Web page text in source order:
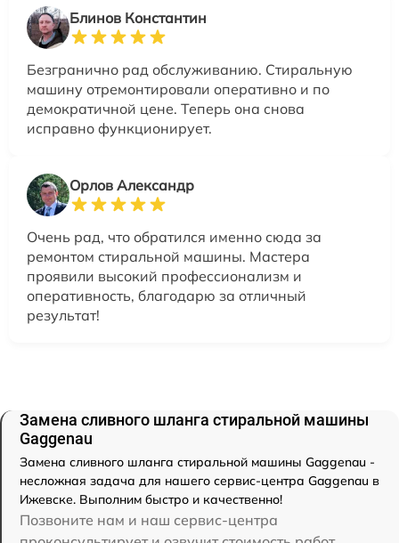
Блинов Константин
Безгранично рад обслуживанию. Стиральную
машину отремонтировали оперативно и по
демократичной цене. Теперь она снова
исправно функционирует.
Орлов Александр
Очень рад, что обратился именно сюда за
ремонтом стиральной машины. Мастера
проявили высокий профессионализм и
оперативность, благодарю за отличный
результат!
Замена сливного шланга стиральной машины
Gaggenau
Замена сливного шланга стиральной машины Gaggenau -
несложная задача для нашего сервис-центра Gaggenau в
Ижевске. Выполним быстро и качественно!
Позвоните нам и наш сервис-центра